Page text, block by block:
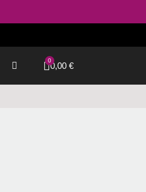
0,00 €